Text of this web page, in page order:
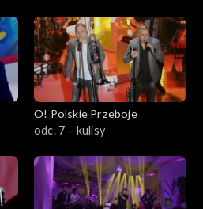
O! Polskie Przeboje
odc. 7 – kulisy